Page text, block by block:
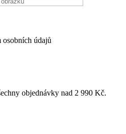
osobních údajů
objednávky nad 2 990 Kč.